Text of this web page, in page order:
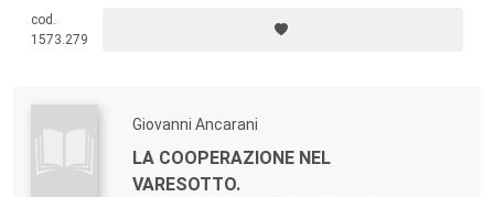
cod.
1573.279
Giovanni Ancarani
LA COOPERAZIONE NEL
VARESOTTO.